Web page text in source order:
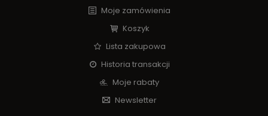
Moje zamówienia
Koszyk
Lista zakupowa
Historia transakcji
Moje rabaty
Newsletter